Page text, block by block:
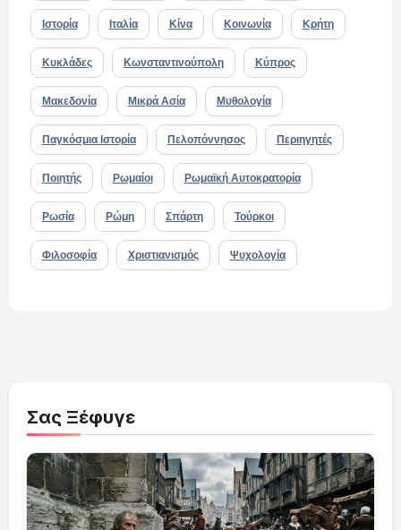
Ιστορία Ιταλία Κίνα Κοινωνία Κρήτη
Κυκλάδες Κωνσταντινούπολη Κύπρος
Μακεδονία Μικρά Ασία Μυθολογία
Παγκόσμια Ιστορία Πελοπόννησος Περιηγητές
Ποιητής Ρωμαίοι Ρωμαϊκή Αυτοκρατορία
Ρωσία Ρώμη Σπάρτη Τούρκοι
Φιλοσοφία Χριστιανισμός Ψυχολογία
Σας Ξέφυγε